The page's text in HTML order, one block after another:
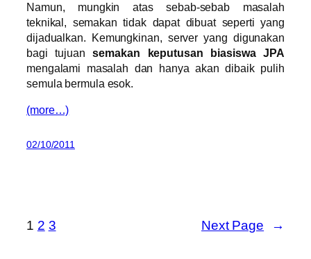
Namun, mungkin atas sebab-sebab masalah
teknikal, semakan tidak dapat dibuat seperti yang
dijadualkan. Kemungkinan, server yang digunakan
bagi tujuansemakan keputusan biasiswa JPA
mengalami masalah dan hanya akan dibaik pulih
semula bermula esok.
(more…)
02/10/2011
1 2 3 Next Page →